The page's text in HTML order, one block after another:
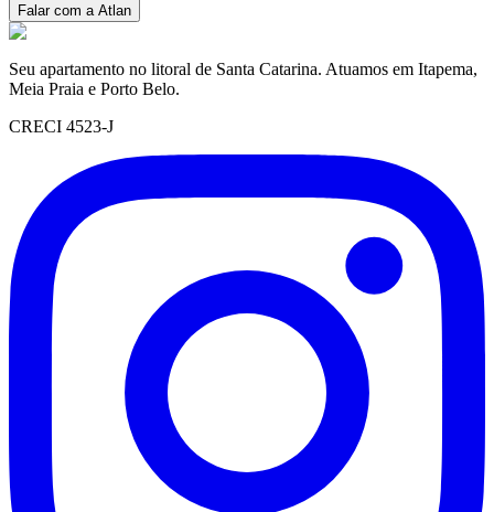
Falar com a Atlan
Seu apartamento no litoral de Santa Catarina. Atuamos em Itapema,
Meia Praia e Porto Belo.
CRECI 4523-J